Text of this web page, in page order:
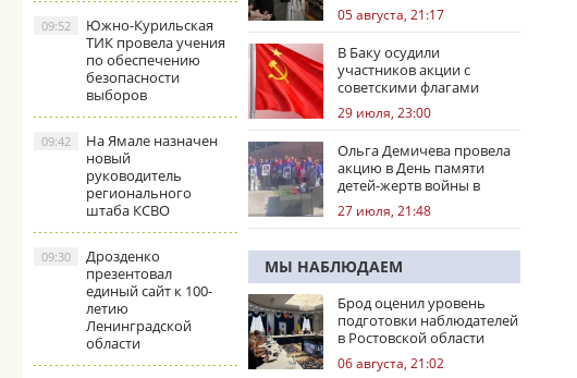
Южно-Курильская
ТИК провела учения
по обеспечению
безопасности
выборов
09:52
На Ямале назначен
новый
руководитель
регионального
штаба КСВО
09:42
Дрозденко
презентовал
единый сайт к 100-
летию
Ленинградской
области
09:30
05 августа, 21:17
В Баку осудили
участников акции с
советскими флагами
29 июля, 23:00
Ольга Демичева провела
акцию в День памяти
детей-жертв войны в
Донбассе
27 июля, 21:48
МЫ НАБЛЮДАЕМ
Брод оценил уровень
подготовки наблюдателей
в Ростовской области
06 августа, 21:02